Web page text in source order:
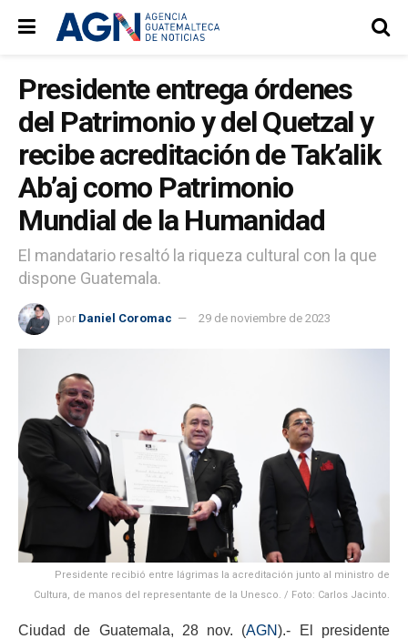
Presidente entrega órdenes
del Patrimonio y del Quetzal y
recibe acreditación de Tak’alik
Ab’aj como Patrimonio
Mundial de la Humanidad
El mandatario resaltó la riqueza cultural con la que
dispone Guatemala.
por Daniel Coromac 29 de noviembre de 2023
Presidente recibió entre lágrimas la acreditación junto al ministro de
Cultura, de manos del representante de la Unesco. / Foto: Carlos Jacinto.
Ciudad de Guatemala, 28 nov. (AGN).- El presidente